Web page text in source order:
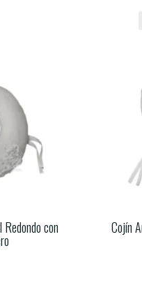
con Cojín